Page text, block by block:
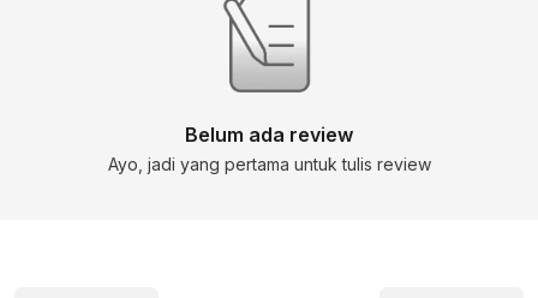
Belum ada review
Ayo, jadi yang pertama untuk tulis review